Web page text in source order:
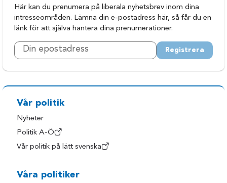
Här kan du prenumera på liberala nyhetsbrev inom dina
intresseområden. Lämna din e-postadress här, så får du en
länk för att själva hantera dina prenumerationer.
Registrera
Vår politik
Nyheter
Politik A-Ö
Vår politik på lätt svenska
Våra politiker